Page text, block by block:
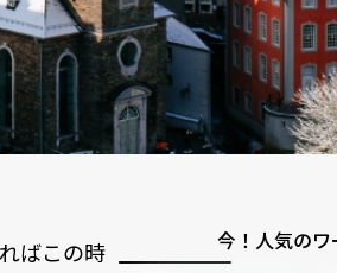
ばこの時
今！人気のワ